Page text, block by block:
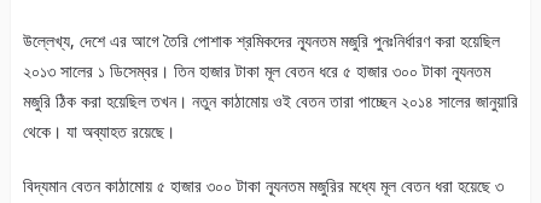
উল্লেখ্য, দেশে এর আগে তৈরি পোশাক শ্রমিকদের ন্যূনতম মজুরি পুনঃনির্ধারণ করা হয়েছিল
২০১৩ সালের ১ ডিসেম্বর। তিন হাজার টাকা মূল বেতন ধরে ৫ হাজার ৩০০ টাকা ন্যূনতম
মজুরি ঠিক করা হয়েছিল তখন। নতুন কাঠামোয় ওই বেতন তারা পাচ্ছেন ২০১৪ সালের জানুয়ারি
থেকে। যা অব্যাহত রয়েছে।
বিদ্যমান বেতন কাঠামোয় ৫ হাজার ৩০০ টাকা ন্যূনতম মজুরির মধ্যে মূল বেতন ধরা হয়েছে ৩